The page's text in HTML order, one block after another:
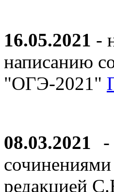
16.05.2021 -
написанию
"ОГЭ-2021"
08.03.2021 -
редакцией